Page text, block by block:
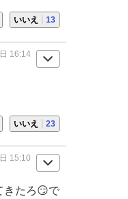
いいえ 13
16:14
いいえ 23
15:10
きたろ😏で